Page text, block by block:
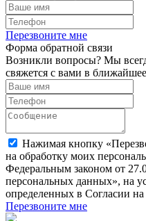
Перезвоните мне
Форма обратной связи
Возникли вопросы? Мы
свяжется с вами в
Нажимая кнопку
на обработку моих
Федеральным законом от
персональных данных», на
определенных в Согласии
Перезвоните мне